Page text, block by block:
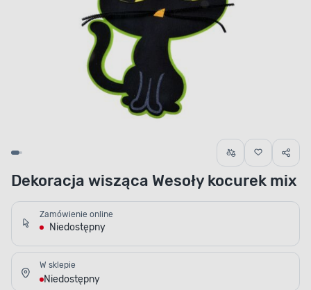
Dekoracja wisząca Wesoły kocurek mix
Zamówienie online
Niedostępny
W sklepie
Niedostępny